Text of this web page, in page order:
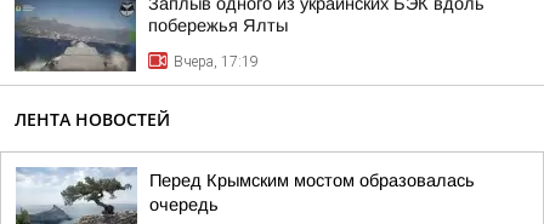
побережья Ялты
Вчера, 17:19
ЛЕНТА НОВОСТЕЙ
Перед Крымским мостом образовалась
очередь